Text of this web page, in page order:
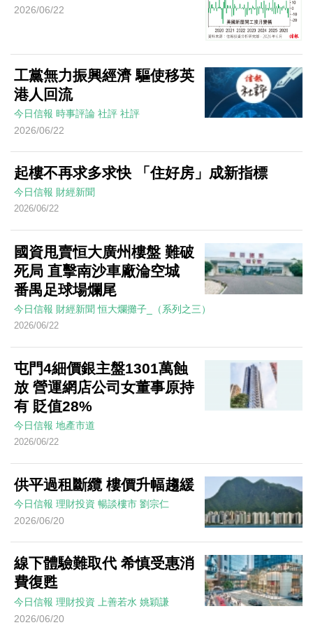
2026/06/22
工黨無力振興經濟 驅使移英
港人回流
今日信報 時事評論 社評 社評
2026/06/22
起樓不再求多求快 「住好房」成新指標
今日信報 財經新聞
2026/06/22
國資甩賣恒大廣州樓盤 難破
死局 直擊南沙車廠淪空城
番禺足球場爛尾
今日信報 財經新聞 恒大爛攤子_（系列之三）
2026/06/22
屯門4細價銀主盤1301萬蝕
放 營運網店公司女董事原持
有 貶值28%
今日信報 地產市道
2026/06/22
供平過租斷纜 樓價升幅趨緩
今日信報 理財投資 暢談樓市 劉宗仁
2026/06/20
線下體驗難取代 希慎受惠消
費復甦
今日信報 理財投資 上善若水 姚穎謙
2026/06/20